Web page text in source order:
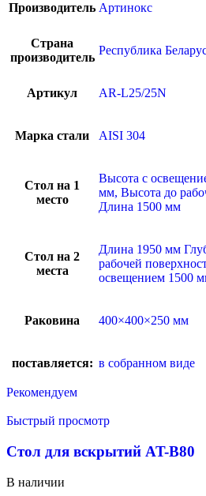
Производитель Артинокс
Страна
производитель
Республика
Артикул AR-L25/25N
Марка стали AISI 304
Стол на 1
место
Высота с
мм, Высота до
Длина 1500 мм
Стол на 2
места
Длина 1950 мм
рабочей
освещением 1500
Раковина 400×400×250 мм
поставляется: в собранном виде
Рекомендуем
Быстрый просмотр
Стол для вскрытий AT-B80
В наличии